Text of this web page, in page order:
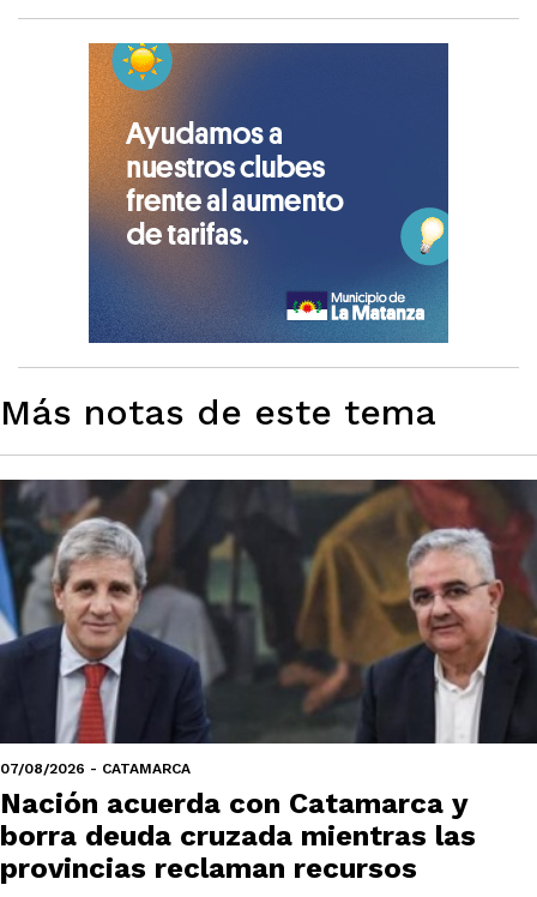
Más notas de este tema
07/08/2026 - CATAMARCA
Nación acuerda con Catamarca y
borra deuda cruzada mientras las
provincias reclaman recursos